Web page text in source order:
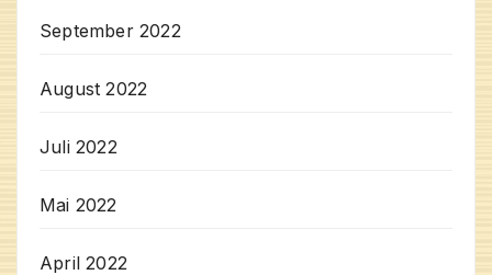
September 2022
August 2022
Juli 2022
Mai 2022
April 2022